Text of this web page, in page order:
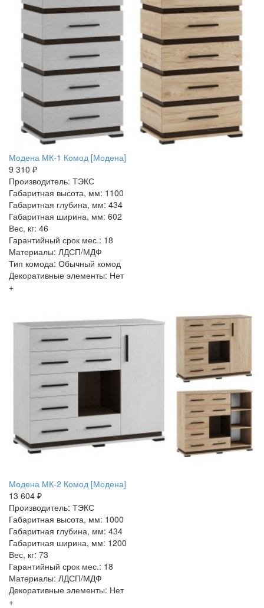
Модена МК-1 Комод [Модена]
9 310 ₽
Производитель: ТЭКС
Габаритная высота, мм: 1100
Габаритная глубина, мм: 434
Габаритная ширина, мм: 602
Вес, кг: 46
Гарантийный срок мес.: 18
Материалы: ЛДСП/МДФ
Тип комода: Обычный комод
Декоративные элементы: Нет
+
Модена МК-2 Комод [Модена]
13 604 ₽
Производитель: ТЭКС
Габаритная высота, мм: 1000
Габаритная глубина, мм: 434
Габаритная ширина, мм: 1200
Вес, кг: 73
Гарантийный срок мес.: 18
Материалы: ЛДСП/МДФ
Декоративные элементы: Нет
+